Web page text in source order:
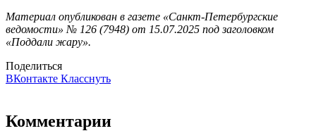
Материал опубликован в газете «Санкт-Петербургские
ведомости» № 126 (7948) от 15.07.2025 под заголовком
«Поддали жару».
Поделиться
ВКонтакте Класснуть
Комментарии